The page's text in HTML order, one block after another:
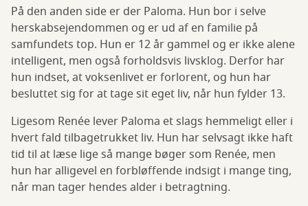
På den anden side er der Paloma. Hun bor i selve
herskabsejendommen og er ud af en familie på
samfundets top. Hun er 12 år gammel og er ikke alene
intelligent, men også forholdsvis livsklog. Derfor har
hun indset, at voksenlivet er forlorent, og hun har
besluttet sig for at tage sit eget liv, når hun fylder 13.
Ligesom Renée lever Paloma et slags hemmeligt eller i
hvert fald tilbagetrukket liv. Hun har selvsagt ikke haft
tid til at læse lige så mange bøger som Renée, men
hun har alligevel en forbløffende indsigt i mange ting,
når man tager hendes alder i betragtning.